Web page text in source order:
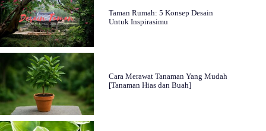
Taman Rumah: 5 Konsep Desain
Untuk Inspirasimu
Cara Merawat Tanaman Yang Mudah
[Tanaman Hias dan Buah]